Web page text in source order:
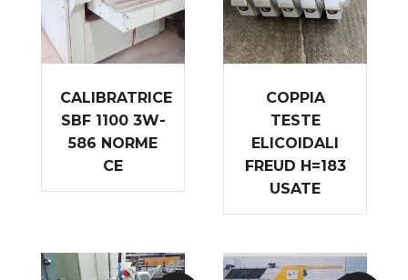
CALIBRATRICE
SBF 1100 3W-
586 NORME
CE
COPPIA
TESTE
ELICOIDALI
FREUD H=183
USATE